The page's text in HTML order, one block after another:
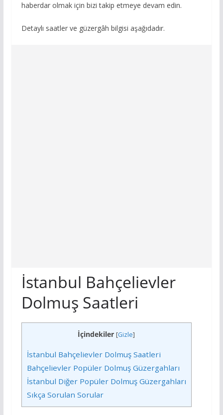
haberdar olmak için bizi takip etmeye devam edin.
Detaylı saatler ve güzergâh bilgisi aşağıdadır.
İstanbul Bahçelievler
Dolmuş Saatleri
İçindekiler [Gizle]
İstanbul Bahçelievler Dolmuş Saatleri
Bahçelievler Popüler Dolmuş Güzergahları
İstanbul Diğer Popüler Dolmuş Güzergahları
Sıkça Sorulan Sorular